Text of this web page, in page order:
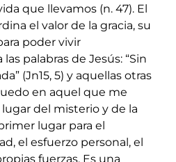
que llevamos (n. 47). El
el valor de la gracia, su
poder vivir
palabras de Jesús: “Sin
(Jn15, 5) y aquellas otras
en aquel que me
lugar del misterio y de la
lugar para el
el esfuerzo personal, el
fuerzas. Es una